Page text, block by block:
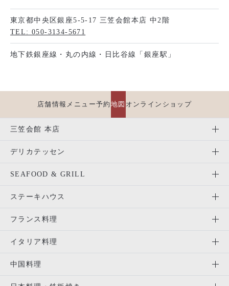
東京都中央区銀座5-5-17 三笠会館本店 中2階
TEL: 050-3134-5671
地下鉄銀座線・丸の内線・日比谷線「銀座駅」
店舗情報 メニュー予約 地図 オンラインショップ
三笠会館 本店
デリカテッセン
SEAFOOD & GRILL
ステーキハウス
フランス料理
イタリア料理
中国料理